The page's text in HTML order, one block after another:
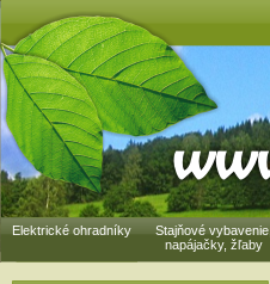
Elektrické ohradníky
Stajňové vybavenie,
napájačky, žľaby